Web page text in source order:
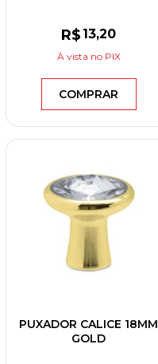
R$ 13,20
À vista no PIX
COMPRAR
PUXADOR CALICE 18MM
GOLD